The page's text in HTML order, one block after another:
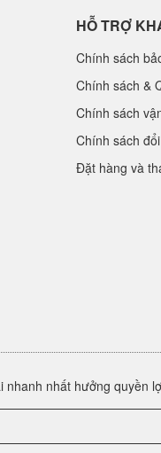
HỖ TRỢ
Chính sách
Chính sách &
Chính sách
Chính sách
Đặt hàng và
nhanh nhất hưởng quyền